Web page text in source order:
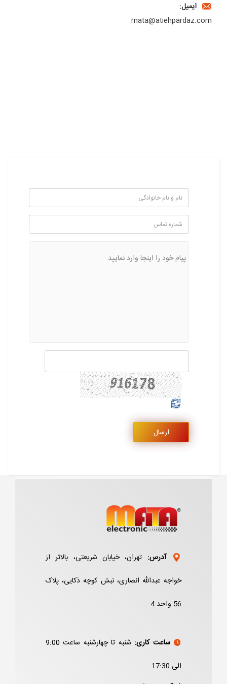
ایمیل:
mata@atiehpardaz.com
آدرس: تهران، خیابان شریعتی، بالاتر از
خواجه عبدالله انصاری، نبش کوچه ذکایی، پلاک
56 واحد 4
ساعت کاری:
شنبه تا چهارشنبه ساعت 9:00
الی 17:30